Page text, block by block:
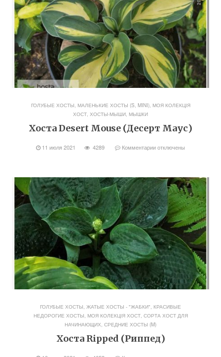
ГОЛУБЫЕ ХОСТЫ МАЛЕНЬКИЕ ХОСТЫ (S, MINI), МОЯ КОЛЕКЦІЯ
ХОСТ ХОСТЫ-МЫШИ, МЫШКИ
Хоста Desert Mouse (Десерт Маус)
11 июля 2021 4289 Комментарииотключены
ГОЛУБЫЕ ХОСТЫ, ЖАТЫЕ ХОСТЫ - "ЖАБКИ", КРАСИВЫЕ
НЕДОРОГИЕ ХОСТЫ, МОЯ КОЛЕКЦІЯ ХОСТ, СОРТА ХОСТ ДЛЯ
НАЧИНАЮЩИХ, СРЕДНИЕ ХОСТЫ (M)
Хоста Ripped (Риппед)